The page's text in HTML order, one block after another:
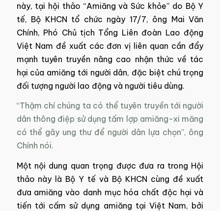
này, tại hội thảo “Amiăng và Sức khỏe” do Bộ Y
tế, Bộ KHCN tổ chức ngày 17/7, ông Mai Văn
Chính, Phó Chủ tịch Tổng Liên đoàn Lao động
Việt Nam đề xuất các đơn vị liên quan cần đẩy
mạnh tuyên truyền nâng cao nhận thức về tác
hại của amiăng tới người dân, đặc biệt chú trọng
đối tượng người lao động và người tiêu dùng.
“Thậm chí chúng ta có thể tuyên truyền tới người
dân thông điệp sử dụng tấm lợp amiăng-xi măng
có thể gây ung thư để người dân lựa chọn”, ông
Chính nói.
Một nội dung quan trọng được đưa ra trong Hội
thảo này là Bộ Y tế và Bộ KHCN cùng đề xuất
đưa amiăng vào danh mục hóa chất độc hại và
tiến tới cấm sử dụng amiăng tại Việt Nam, bởi